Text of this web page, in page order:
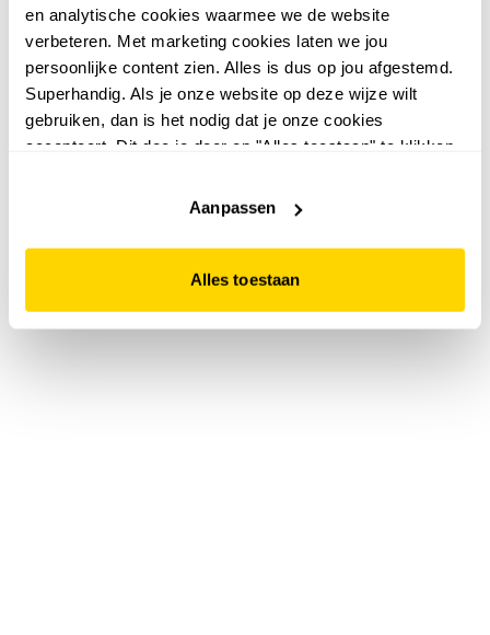
en analytische cookies waarmee we de website
verbeteren. Met marketing cookies laten we jou
persoonlijke content zien. Alles is dus op jou afgestemd.
Superhandig. Als je onze website op deze wijze wilt
gebruiken, dan is het nodig dat je onze cookies
accepteert. Dit doe je door op "Alles toestaan" te klikken.
website niet optimaal functioneert.
Aanpassen
Alles toestaan